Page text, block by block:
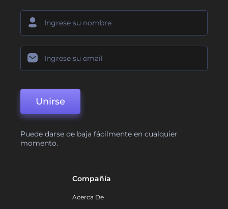
Unirse
Puede darse de baja fácilmente en cualquier
momento.
Compañía
Acerca De